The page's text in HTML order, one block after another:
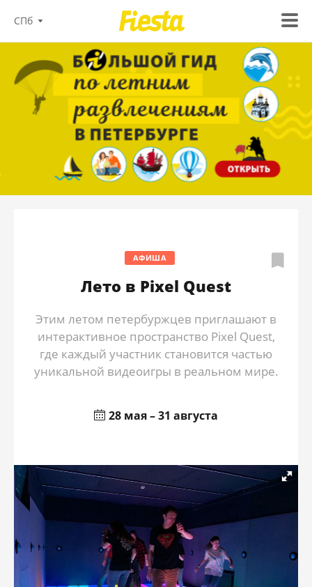
СПб
АФИША
Лето в Pixel Quest
Этим летом петербуржцев приглашают в
интерактивное пространство Pixel Quest,
где каждый участник становится частью
уникальной видеоигры в реальном мире.
28 мая – 31 августа